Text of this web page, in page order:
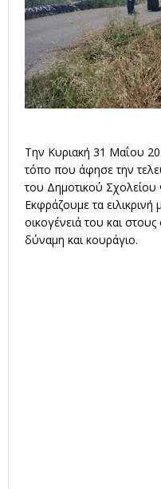
Την Κυριακή 31 Μαΐου
τόπο που άφησε την
του Δημοτικού Σχολείου
Εκφράζουμε τα
οικογένειά του και
δύναμη και κουράγιο.